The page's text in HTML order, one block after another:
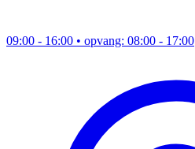
09:00 - 16:00 • opvang: 08:00 - 17:00